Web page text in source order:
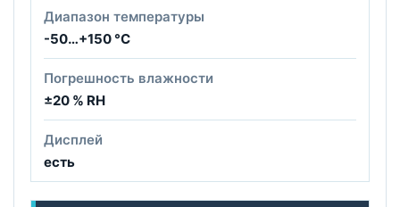
Диапазон температуры
-50…+150 °C
Погрешность влажности
±20 % RH
Дисплей
есть